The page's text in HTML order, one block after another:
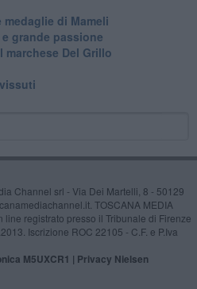
di Mameli
grande passione
marchese Del Grillo
Channel srl - Via Dei Martelli, 8 - 50129
TOSCANA MEDIA
line registrato presso il Tribunale di Firenze
Iscrizione ROC 22105 - C.F. e P.Iva
M5UXCR1 | Privacy Nielsen